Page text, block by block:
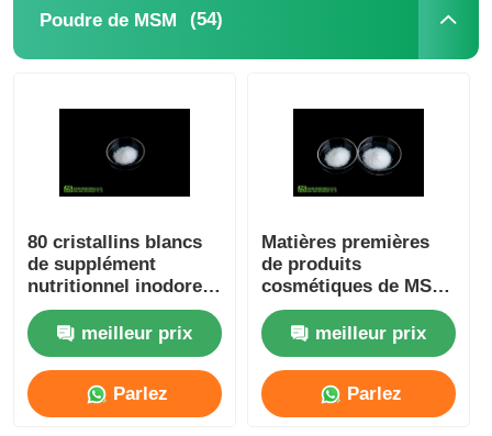
Poudre de MSM (54)
80 cristallins blancs
de supplément
nutritionnel inodore
de poudre de la maille
MSM meilleur prix
Parlez
Matières premières
de produits
cosmétiques de MSM
20 - 40 Mesh For Skin
Whiteningmeilleur prix
Parlez